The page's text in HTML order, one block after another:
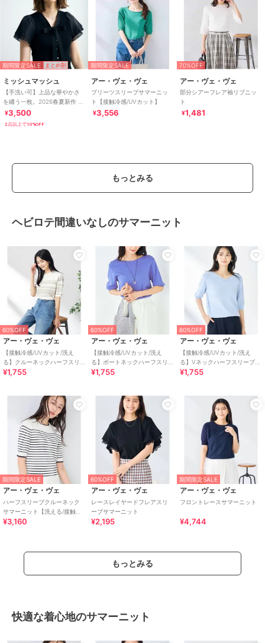
期間限定SALE まとめ割
ミッシュマッシュ
【手洗い可】上品な華やかさ
を纏う一枚。2026春夏新作 ボ
ウタイラメダブルシアー袖ニ
ット
¥3,500
2点以上で10%OFF
期間限定SALE
アー・ヴェ・ヴェ
プリーツスリーブサマーニッ
ト【接触冷感/UVカット】
¥3,556
70%OFF
アー・ヴェ・ヴェ
部分シアーフレア袖リブニッ
ト
¥1,481
もっとみる
ヘビロテ間違いなしのサマーニット
60%OFF
アー・ヴェ・ヴェ
【接触冷感/UVカット/洗え
る】クルーネックハーフスリ
ーブ美ラクるサマーニット
¥1,755
60%OFF
アー・ヴェ・ヴェ
【接触冷感/UVカット/洗え
る】ボートネックハーフスリ
ーブ美ラクるサマーニット
¥1,755
60%OFF
アー・ヴェ・ヴェ
【接触冷感/UVカット/洗え
る】Vネックハーフスリーブ美
ラクるサマーニット
¥1,755
期間限定SALE
アー・ヴェ・ヴェ
ハーフスリーブクルーネック
サマーニット【洗える/接触冷
感/UVカット】
¥3,160
60%OFF
アー・ヴェ・ヴェ
レースレイヤードフレアスリ
ーブサマーニット
¥2,195
期間限定SALE
アー・ヴェ・ヴェ
フロントレースサマーニット
¥4,744
もっとみる
快適な着心地のサマーニット